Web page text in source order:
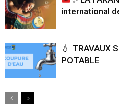
international
💧 TRAVAUX
POTABLE